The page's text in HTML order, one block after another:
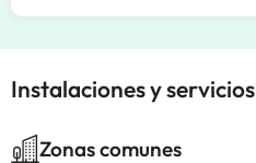
Instalaciones y servicios
Zonas comunes